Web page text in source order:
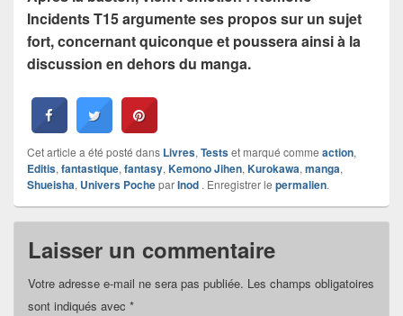
Incidents T15 argumente ses propos sur un sujet
fort, concernant quiconque et poussera ainsi à la
discussion en dehors du manga.
Cet article a été posté dans Livres, Testset marqué comme action,
Editis, fantastique, fantasy, Kemono Jihen, Kurokawa, manga,
Shueisha, Univers PocheparInod . Enregistrer le permalien.
Laisser un commentaire
Votre adresse e-mail ne sera pas publiée. Les champs obligatoires
sont indiqués avec *